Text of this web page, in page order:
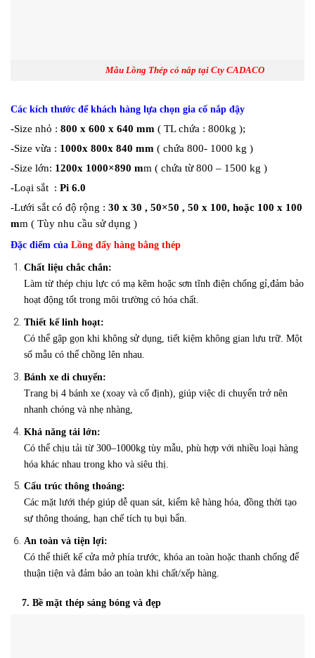
Mẫu Lồng Thép có nắp tại Cty CADACO
Các kích thước để khách hàng lựa chọn gia cố nắp đậy
-Size nhỏ : 800 x 600 x 640 mm ( TL chứa : 800kg );
-Size vừa : 1000x 800x 840 mm ( chứa 800- 1000 kg )
-Size lớn: 1200x 1000×890 mm ( chứa từ 800 – 1500 kg )
-Loại sắt : Pi 6.0
-Lưới sắt có độ rộng : 30 x 30 , 50×50 , 50 x 100, hoặc 100 x 100
mm ( Tùy nhu cầu sử dụng )
Đặc điểm của Lồng đẩy hàng bằng thép
Chất liệu chắc chắn:
Làm từ thép chịu lực có mạ kẽm hoặc sơn tĩnh điện chống gỉ,đảm bảo
hoạt động tốt trong môi trường có hóa chất.
Thiết kế linh hoạt:
Có thể gập gọn khi không sử dụng, tiết kiệm không gian lưu trữ. Một
số mẫu có thể chồng lên nhau.
Bánh xe di chuyển:
Trang bị 4 bánh xe (xoay và cố định), giúp việc di chuyển trở nên
nhanh chóng và nhẹ nhàng,
Khả năng tải lớn:
Có thể chịu tải từ 300–1000kg tùy mẫu, phù hợp với nhiều loại hàng
hóa khác nhau trong kho và siêu thị.
Cấu trúc thông thoáng:
Các mặt lưới thép giúp dễ quan sát, kiểm kê hàng hóa, đồng thời tạo
sự thông thoáng, hạn chế tích tụ bụi bẩn.
An toàn và tiện lợi:
Có thể thiết kế cửa mở phía trước, khóa an toàn hoặc thanh chống để
thuận tiện và đảm bảo an toàn khi chất/xếp hàng.
7. Bề mặt thép sáng bóng và đẹp